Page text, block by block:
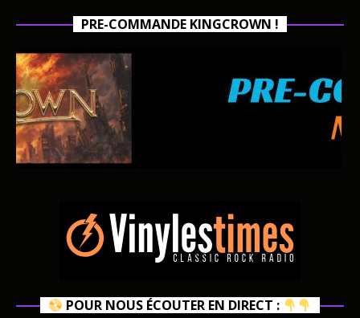
PRE-COMMANDE KINGCROWN !
POUR NOUS ÉCOUTER EN DIRECT :